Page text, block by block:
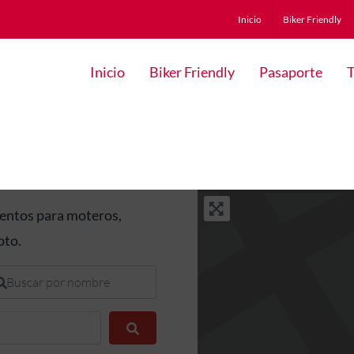
Inicio Biker Friendly
Inicio Biker Friendly Pasaporte
para moteros,
por nombre